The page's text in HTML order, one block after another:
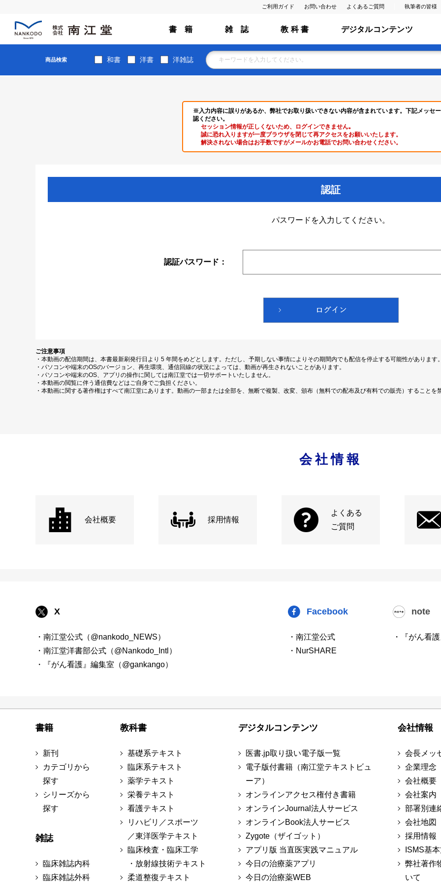
ご利用ガイド お問い合わせ よくあるご質問 執筆者の皆様
書 籍 雑 誌 教 科 書 デジタルコンテンツ
商品検索 和書 洋書 洋雑誌
※入力内容に誤りがあるか、弊社でお取り扱いできない内容が含まれています。下記メッセ
認ください。
セッション情報が正しくないため、ログインできません｡
誠に恐れ入りますが一度ブラウザを閉じて再アクセスをお願いいたします。
解決されない場合はお手数ですがメールかお電話でお問い合わせください。
認証
パスワードを入力してください。
認証パスワード：
ご注意事項
・本動画の配信期間は、本書最新刷発行日より 5 年間をめどとします。ただし、予期しない事情によりその期間内でも配信を停止する可能性があります。
・パソコンや端末のOSのバージョン、再生環境、通信回線の状況によっては、動画が再生されないことがあります。
・パソコンや端末のOS、アプリの操作に関しては南江堂では一切サポートいたしません。
・本動画の閲覧に伴う通信費などはご自身でご負担ください。
・本動画に関する著作権はすべて南江堂にあります。動画の一部または全部を、無断で複製、改変、頒布（無料での配布及び有料での販売）することを
会社情報
会社概要 採用情報
よくある
ご質問
X
・南江堂公式（@nankodo_NEWS）
・南江堂洋書部公式（@Nankodo_Intl）
・『がん看護』編集室（@gankango）
Facebook
・南江堂公式
・NurSHARE
note
・『がん看
書籍
新刊
カテゴリから
探す
シリーズから
探す
雑誌
臨床雑誌内科
臨床雑誌外科
教科書
基礎系テキスト
臨床系テキスト
薬学テキスト
栄養テキスト
看護テキスト
リハビリ／スポーツ
／東洋医学テキスト
臨床検査・臨床工学
・放射線技術テキスト
柔道整復テキスト
デジタルコンテンツ
医書.jp取り扱い電子版一覧
電子版付書籍（南江堂テキストビュ
ーア）
オンラインアクセス権付き書籍
オンラインJournal法人サービス
オンラインBook法人サービス
Zygote（ザイゴット）
アプリ版 当直医実践マニュアル
今日の治療薬アプリ
今日の治療薬WEB
会社情報
会長メッ
企業理念
会社概要
会社案内
部署別連
会社地図
採用情報
ISMS基
弊社著作
いて